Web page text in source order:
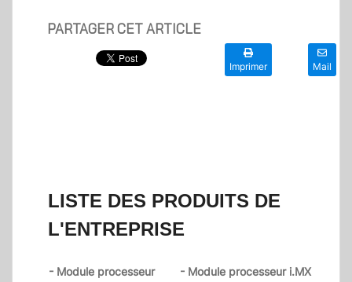
PARTAGER CET ARTICLE
Imprimer Mail
LISTE DES PRODUITS DE
L'ENTREPRISE
- Module processeur
- Module processeur i.MX